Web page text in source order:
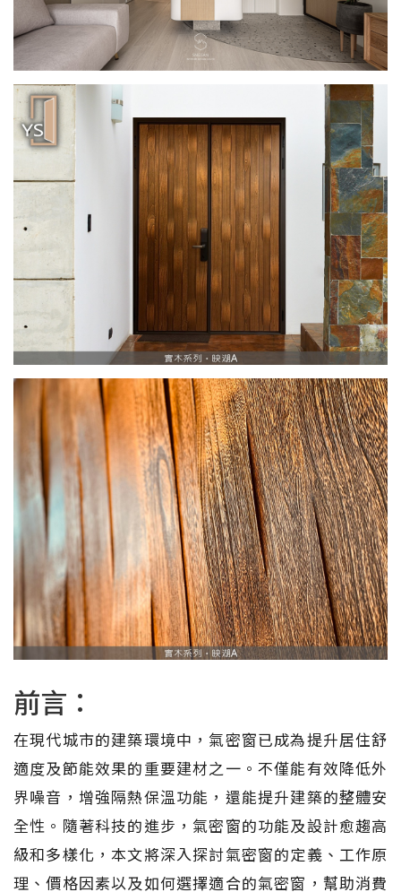
前言：
在現代城市的建築環境中，氣密窗已成為提升居住舒
適度及節能效果的重要建材之一。不僅能有效降低外
界噪音，增強隔熱保溫功能，還能提升建築的整體安
全性。隨著科技的進步，氣密窗的功能及設計愈趨高
級和多樣化，本文將深入探討氣密窗的定義、工作原
理、價格因素以及如何選擇適合的氣密窗，幫助消費